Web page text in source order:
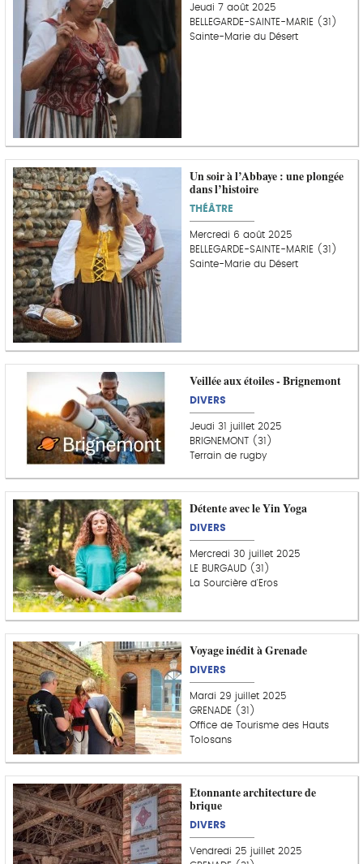
Jeudi 7 août 2025
BELLEGARDE-SAINTE-MARIE (31)
Sainte-Marie du Désert
Un soir à l’Abbaye : une plongée
dans l’histoire
THÉÂTRE
Mercredi 6 août 2025
BELLEGARDE-SAINTE-MARIE (31)
Sainte-Marie du Désert
Veillée aux étoiles - Brignemont
DIVERS
Jeudi 31 juillet 2025
BRIGNEMONT (31)
Terrain de rugby
Détente avec le Yin Yoga
DIVERS
Mercredi 30 juillet 2025
LE BURGAUD (31)
La Sourcière d'Eros
Voyage inédit à Grenade
DIVERS
Mardi 29 juillet 2025
GRENADE (31)
Office de Tourisme des Hauts
Tolosans
Etonnante architecture de
brique
DIVERS
Vendredi 25 juillet 2025